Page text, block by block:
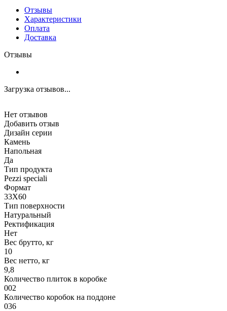
Отзывы
Характеристики
Оплата
Доставка
Отзывы
Загрузка отзывов...
Нет отзывов
Добавить отзыв
Дизайн серии
Камень
Напольная
Да
Тип продукта
Pezzi speciali
Формат
33X60
Тип поверхности
Натуральный
Ректификация
Нет
Вес брутто, кг
10
Вес нетто, кг
9,8
Количество плиток в коробке
002
Количество коробок на поддоне
036